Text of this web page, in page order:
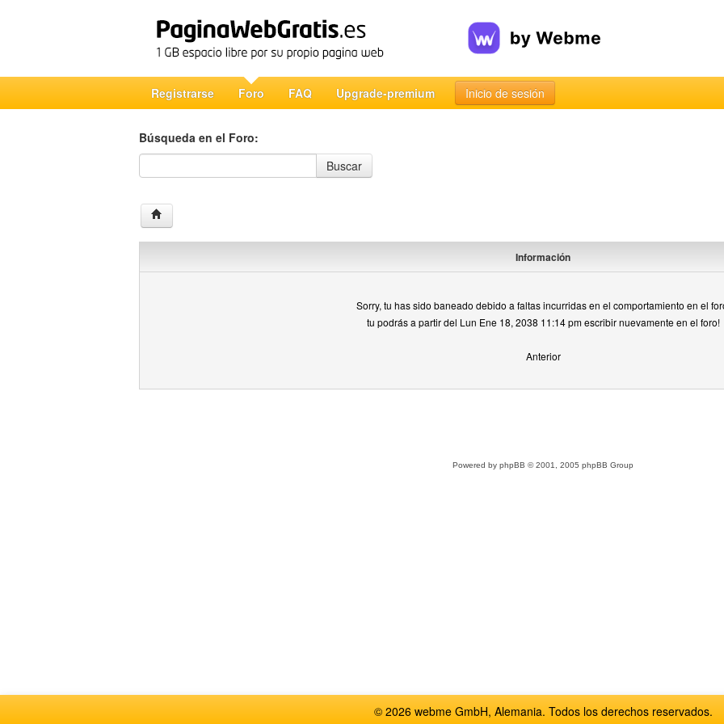
Registrarse Foro FAQ Upgrade-premium Inicio de sesión
Búsqueda en el Foro:
Búsqueda en el Foro
Buscar
Información
Sorry, tu has sido baneado debido a faltas incurridas en el comportamiento en el
tu podrás a partir del Lun Ene 18, 2038 11:14 pm escribir nuevamente en el foro!
Anterior
Powered by phpBB © 2001, 2005 phpBB Group
© 2026 webme GmbH, Alemania. Todos los derechos reservados.